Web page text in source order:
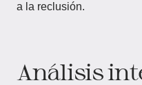
a la reclusión.
Análisis